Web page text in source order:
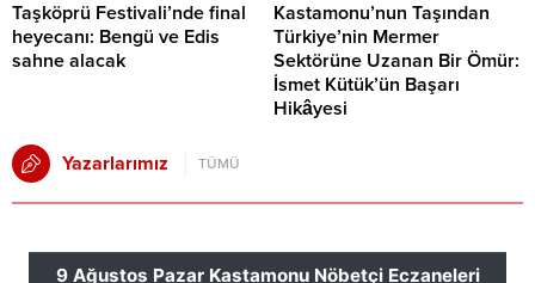
Taşköprü Festivali’nde final
heyecanı: Bengü ve Edis
sahne alacak
Kastamonu’nun Taşından
Türkiye’nin Mermer
Sektörüne Uzanan Bir Ömür:
İsmet Kütük’ün Başarı
Hikâyesi
Yazarlarımız TÜMÜ